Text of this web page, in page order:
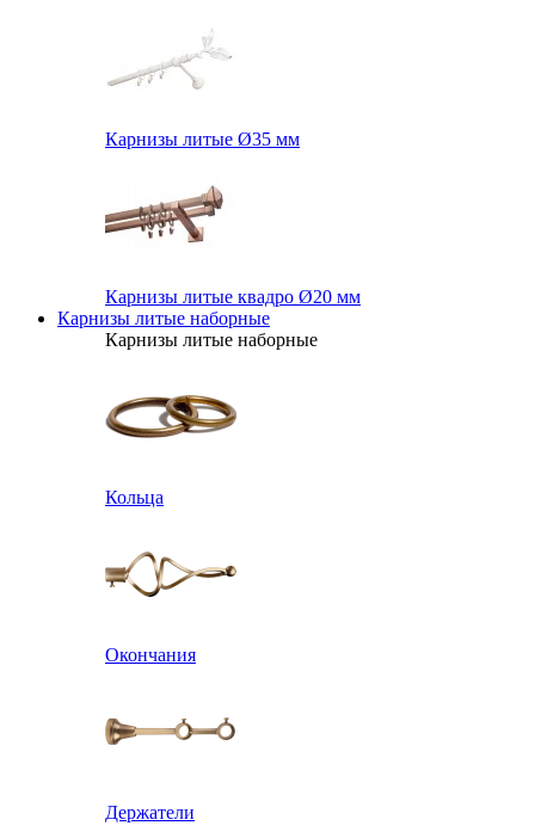
Карнизы литые Ø35 мм
Карнизы литые квадро Ø20 мм
Карнизы литые наборные
Карнизы литые наборные
Кольца
Окончания
Держатели